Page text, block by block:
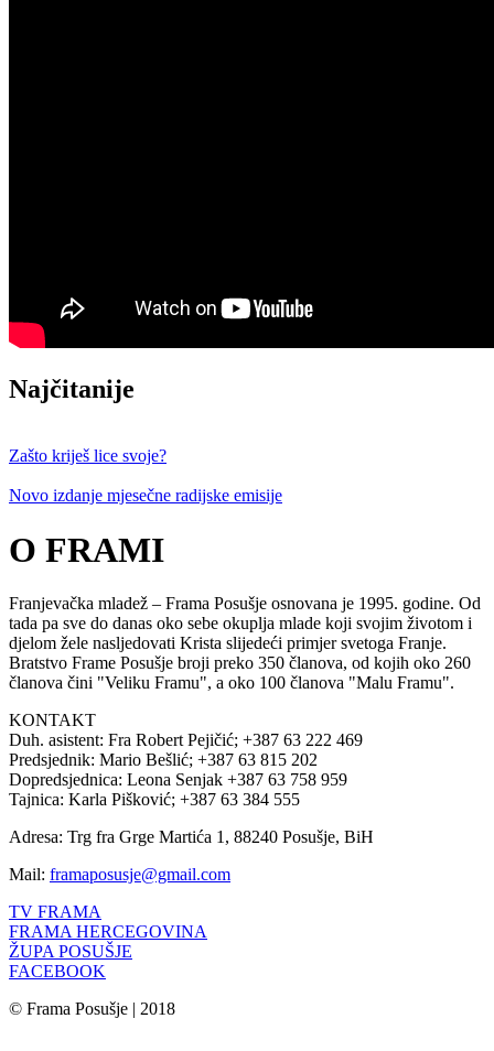
Najčitanije
Zašto kriješ lice svoje?
Novo izdanje mjesečne radijske emisije
O FRAMI
Franjevačka mladež – Frama Posušje osnovana je 1995. godine. Od
tada pa sve do danas oko sebe okuplja mlade koji svojim životom i
djelom žele nasljedovati Krista slijedeći primjer svetoga Franje.
Bratstvo Frame Posušje broji preko 350 članova, od kojih oko 260
članova čini "Veliku Framu", a oko 100 članova "Malu Framu".
KONTAKT
Duh. asistent: Fra Robert Pejičić; +387 63 222 469
Predsjednik: Mario Bešlić; +387 63 815 202
Dopredsjednica: Leona Senjak +387 63 758 959
Tajnica: Karla Pišković; +387 63 384 555
Adresa: Trg fra Grge Martića 1, 88240 Posušje, BiH
Mail: framaposusje@gmail.com
TV FRAMA
FRAMA HERCEGOVINA
ŽUPA POSUŠJE
FACEBOOK
© Frama Posušje | 2018